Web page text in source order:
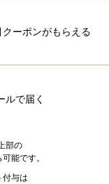
ーポンがもらえる
ルで届く
部の
能です。
与は